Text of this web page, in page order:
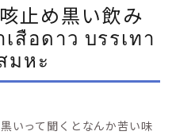
止め黒い飲み
สือดาว บรรเทา
มหะ
いって聞くとなんか苦い味